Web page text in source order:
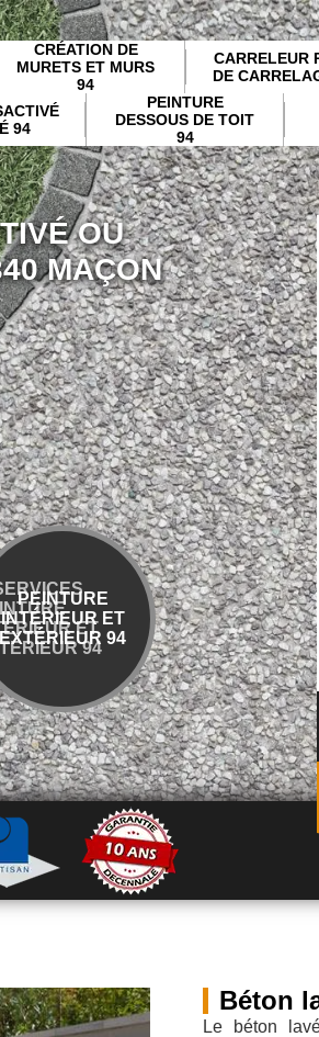
CRÉATION DE
MURETS ET MURS
94
CARRELEUR
DE
94
PEINTURE
DESSOUS DE TOIT
94
OU
MAÇON
ENTREPRISE
DÉMOLITION ET
ÉVACUATION 94
Béton
Le béton